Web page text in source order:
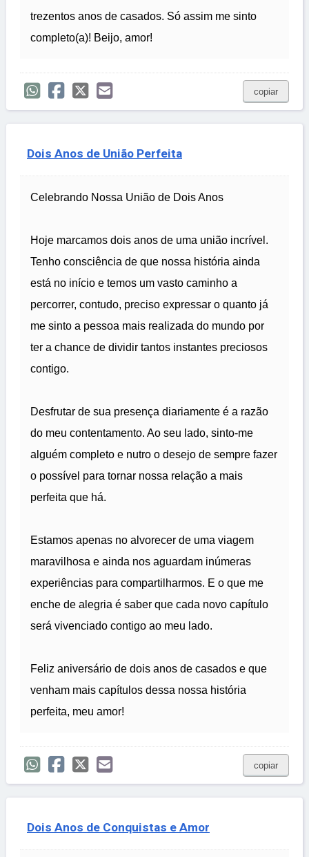
trezentos anos de casados. Só assim me sinto
completo(a)! Beijo, amor!
copiar
Dois Anos de União Perfeita
Celebrando Nossa União de Dois Anos
Hoje marcamos dois anos de uma união incrível.
Tenho consciência de que nossa história ainda
está no início e temos um vasto caminho a
percorrer, contudo, preciso expressar o quanto já
me sinto a pessoa mais realizada do mundo por
ter a chance de dividir tantos instantes preciosos
contigo.
Desfrutar de sua presença diariamente é a razão
do meu contentamento. Ao seu lado, sinto-me
alguém completo e nutro o desejo de sempre fazer
o possível para tornar nossa relação a mais
perfeita que há.
Estamos apenas no alvorecer de uma viagem
maravilhosa e ainda nos aguardam inúmeras
experiências para compartilharmos. E o que me
enche de alegria é saber que cada novo capítulo
será vivenciado contigo ao meu lado.
Feliz aniversário de dois anos de casados e que
venham mais capítulos dessa nossa história
perfeita, meu amor!
copiar
Dois Anos de Conquistas e Amor